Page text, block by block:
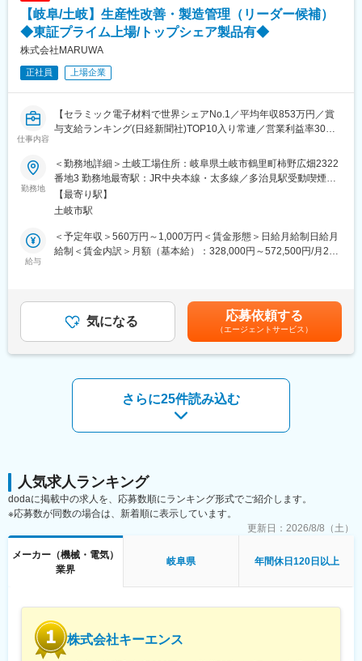
応、素材調達など多岐にわたるサービスに関わります。
■組織構成
業務を推進。営業事務は営業部門の重要なサポート役です。
業界大手メーカーや電力・電機関連企業など多様な顧客とのやり
とりを通じて事務スキルや業界知識を広げられます。安定した生
■教育体制
入社時研修やOJT制度、先輩社員によるフォローアップ体制があ
り、未経験の方も安心して業務を習得できます。
■就業環境
年間休日120日、家族・住宅手当、賞与年2回、退職金制度、マイ
営業事務からスタートし、将来的には営業職や管理部門へのステ
ップアップも可能です。多様なキャリア形成をサポートします。
クで安定した成長を続けています。新工法の開発や改善提案制度
にも注力し、時代のニーズに応え続けています。
変更の範囲：会社の定める業務
【岐阜/土岐】生産性改善・製造管理（リーダー候補）
◆東証プライム上場/トップシェア製品有◆
株式会社MARUWA
正社員 上場企業
仕事内容
【セラミック電子材料で世界シェアNo.1／平均年収853万円／賞
与支給ランキング(日経新聞社)TOP10入り常連／営業利益率30%
■仕事内容：
生産性改善及び製造管理業務をご担当いただきます。将来的に製
造管理責任者としてとりまとめをいただける、リーダークラスの
方を募集します。
・納期、生産の進捗確認と調整指示
・各工程の指示と進捗確認
・改善資料の作成と報告
・人員調整
■取扱製品：
窒化アルミニウム基板、窒化ケイ素基板、炭化ケイ素製品など
すぐに出来ることは面白みの一つです。
近年、電気自動車化の潮流や自動運転などの次世代通信需要の高
まりの中で当社へお声掛けを多くいただいております。今回より
■MARUWAの魅力:
◇業績好調
売上利益ともに右肩上がり（24年度：売上…前年度比＋16.7%、
営業利益…＋35.9%）
さらに、設備投資（中長期での成長に向けた新工場・新棟への投
資、 生産性向上・品質向上に向けた投資）に積極的であり、
25年度設備投資額は 24年度約78億円 → 25年度約150～200
素材の開発から製造までを一貫して行っており、他社にはない高
い技術力が強みです。
MARUWAのセラミックス部品は他社製品よりも高い熱耐性を持っ
ており、次世代通信‘5G’‘6G’、EV（電気自動車）、半導体など次
勤務地
＜勤務地詳細＞土岐工場住所：岐阜県土岐市鶴里町柿野広畑2322
番地3 勤務地最寄駅：JR中央本線・太多線／多治見駅受動喫煙対
策：屋内全面禁煙
【最寄り駅】
土岐市駅
給与
＜予定年収＞560万円～1,000万円＜賃金形態＞日給月給制日給月
給制＜賃金内訳＞月額（基本給）：328,000円～572,500円/月20
与：年2回（6月、12月）※昨年度実績8.5ヶ月分 ※事業部やポジシ
ョンにより異なります。■管理監督職該当の方は時間外手当支給な
し賃金はあくまでも目安の金額であり、選考を通じて上下する可
能性があります。月給(月額)は固定手当を含めた表記です。
気になる 応募依頼する
（エージェントサービス）
さらに25件読み込む
人気求人ランキング
dodaに掲載中の求人を、応募数順にランキング形式でご紹介します。
※応募数が同数の場合は、新着順に表示しています。
更新日： 2026/8/8（土）
メーカー（機械・電気）
業界
岐阜県 年間休日120日以上
株式会社キーエンス